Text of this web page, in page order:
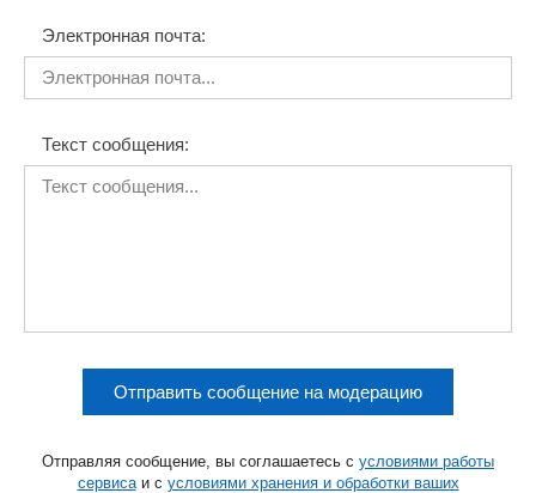
Электронная почта:
Текст сообщения:
Отправить сообщение на модерацию
Отправляя сообщение, вы соглашаетесь с условиями работы
сервисаи с условиями хранения и обработки ваших